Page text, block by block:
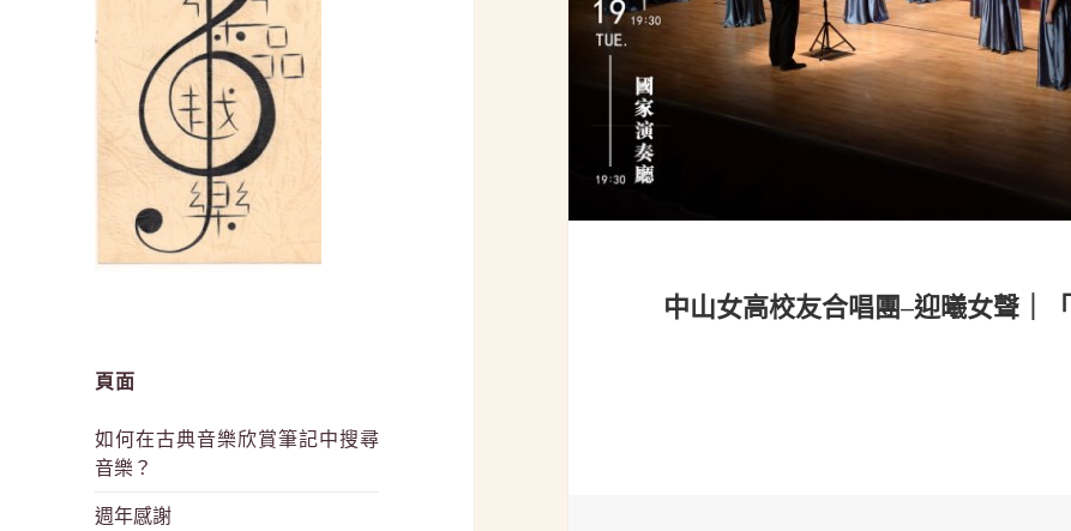
頁面
如何在古典音樂欣賞筆記中搜尋
音樂？
週年感謝
中山女高校友合唱團–迎曦女聲｜